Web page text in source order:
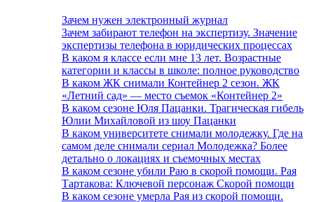
Зачем нужен электронный журнал
Зачем забирают телефон на экспертизу. Значение
экспертизы телефона в юридических процессах
В каком я классе если мне 13 лет. Возрастные
категории и классы в школе: полное руководство
В каком ЖК снимали Контейнер 2 сезон. ЖК
«Летний сад» — место съемок «Контейнер 2»
В каком сезоне Юля Пацанки. Трагическая гибель
Юлии Михайловой из шоу Пацанки
В каком университете снимали молодежку. Где на
самом деле снимали сериал Молодежка? Более
детально о локациях и съемочных местах
В каком сезоне убили Раю в скорой помощи. Рая
Тартакова: Ключевой персонаж Скорой помощи
В каком сезоне умерла Рая из скорой помощи.